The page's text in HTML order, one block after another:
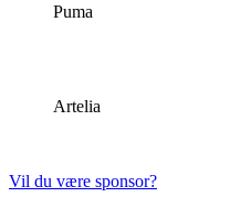
Puma
Artelia
Vil du være sponsor?